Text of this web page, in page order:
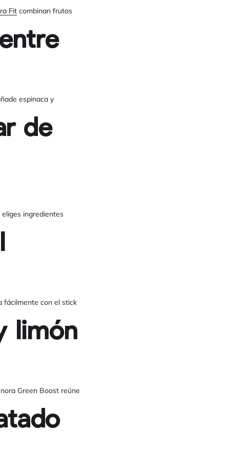
Fit combinan frutos
espinaca y
de
ingredientes
fácilmente con el stick
limón
Green Boost reúne